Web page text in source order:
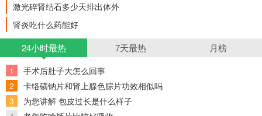
激光碎肾结石多少天排出体外
肾炎吃什么药能好
24小时最热 7天最热 月榜
1
手术后肚子大怎么回事
2
卡络磺钠片和肾上腺色腙片功效相似吗
3
为您讲解 包皮过长是什么样子